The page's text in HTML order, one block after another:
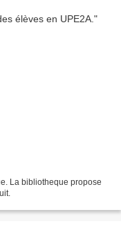
La bibliotheque propose